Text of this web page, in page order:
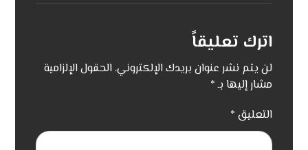
اترك تعليقاً
لن يتم نشر عنوان بريدك الإلكتروني. الحقول الإلزامية
مشار إليها بـ*
التعليق *